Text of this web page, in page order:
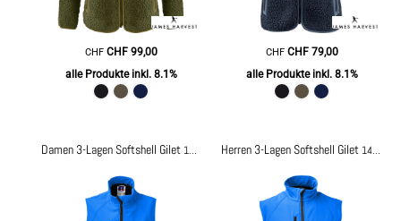
CHF CHF99,00
alle Produkte inkl. 8.1%
CHF CHF79,00
alle Produkte inkl. 8.1%
Damen 3-Lagen Softshell Gilet 141F Herren 3-Lagen Softshell Gilet 141M